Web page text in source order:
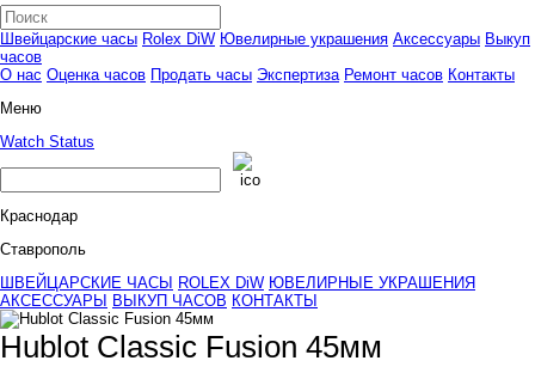
Швейцарские часы Rolex DiW Ювелирные украшения Аксессуары Выкуп
часов
О нас Оценка часов Продать часы Экспертиза Ремонт часов Контакты
Меню
Watch Status
Краснодар
Ставрополь
ШВЕЙЦАРСКИЕ ЧАСЫ
ROLEX DiW ЮВЕЛИРНЫЕ УКРАШЕНИЯ
АКСЕССУАРЫ
ВЫКУП ЧАСОВ КОНТАКТЫ
Hublot Classic Fusion 45мм